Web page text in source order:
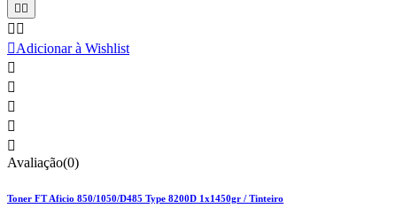

 
Adicionar à Wishlist





Avaliação(0)
Toner FT Aficio 850/1050/D485 Type 8200D 1x1450gr / Tinteiro